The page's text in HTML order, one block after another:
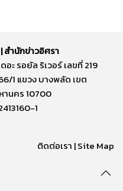
สำนักข่าวอิศรา
อะ รอยัล ริเวอร์ เลขที่ 219
1 แขวง บางพลัด เขต
านคร 10700
1
ติดต่อเรา |Site Map